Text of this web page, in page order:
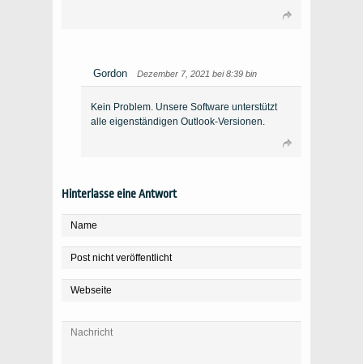
Gordon Dezember 7, 2021 bei 8:39 bin
Kein Problem. Unsere Software unterstützt
alle eigenständigen Outlook-Versionen.
Hinterlasse eine Antwort